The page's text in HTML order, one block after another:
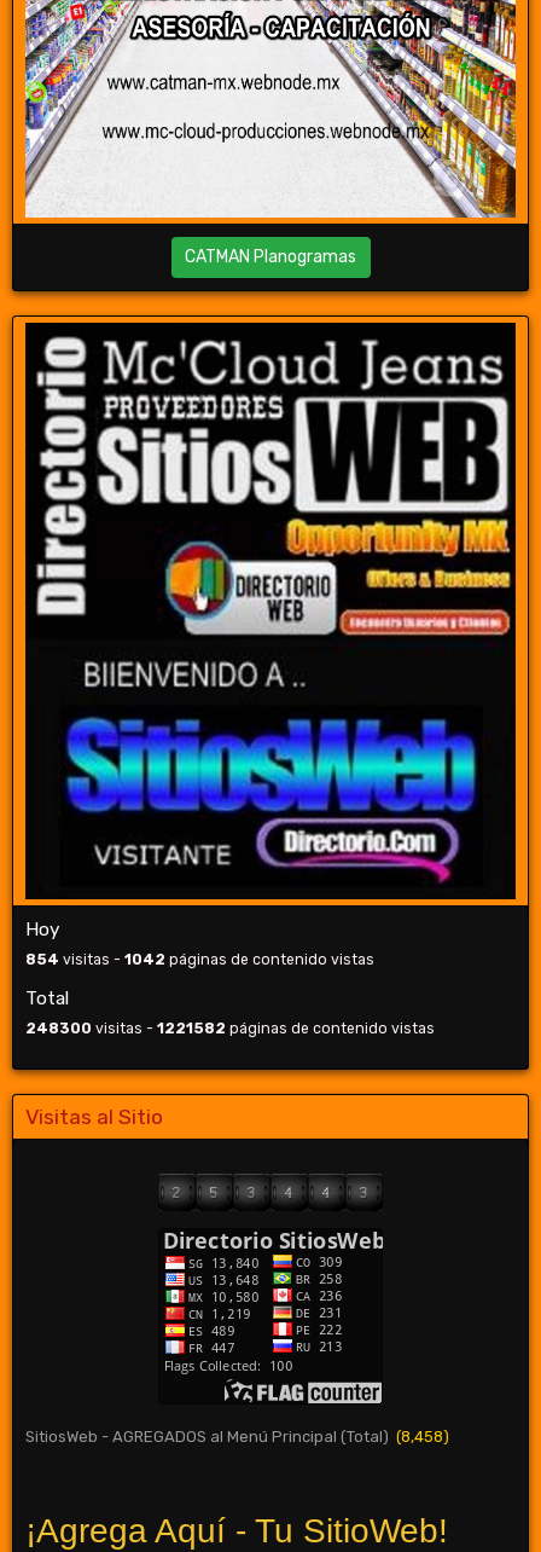
CATMAN Planogramas
Hoy
854 visitas - 1042 páginas de contenido vistas
Total
248300 visitas - 1221582 páginas de contenido vistas
Visitas al Sitio
SitiosWeb - AGREGADOS al Menú Principal (Total) (8,458)
¡Agrega Aquí - Tu SitioWeb!